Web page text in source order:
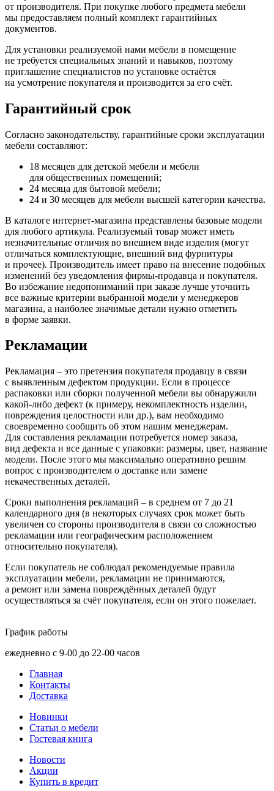
от производителя. При покупке любого предмета мебели
мы предоставляем полный комплект гарантийных
документов.
Для установки реализуемой нами мебели в помещение
не требуется специальных знаний и навыков, поэтому
приглашение специалистов по установке остаётся
на усмотрение покупателя и производится за его счёт.
Гарантийный срок
Согласно законодательству, гарантийные сроки эксплуатации
мебели составляют:
18 месяцев для детской мебели и мебели
для общественных помещений;
24 месяца для бытовой мебели;
24 и 30 месяцев для мебели высшей категории качества.
В каталоге интернет-магазина представлены базовые модели
для любого артикула. Реализуемый товар может иметь
незначительные отличия во внешнем виде изделия (могут
отличаться комплектующие, внешний вид фурнитуры
и прочее). Производитель имеет право на внесение подобных
изменений без уведомления фирмы-продавца и покупателя.
Во избежание недопониманий при заказе лучше уточнить
все важные критерии выбранной модели у менеджеров
магазина, а наиболее значимые детали нужно отметить
в форме заявки.
Рекламации
Рекламация – это претензия покупателя продавцу в связи
с выявленным дефектом продукции. Если в процессе
распаковки или сборки полученной мебели вы обнаружили
какой-либо дефект (к примеру, некомплектность изделии,
повреждения целостности или др.), вам необходимо
своевременно сообщить об этом нашим менеджерам.
Для составления рекламации потребуется номер заказа,
вид дефекта и все данные с упаковки: размеры, цвет, название
модели. После этого мы максимально оперативно решим
вопрос с производителем о доставке или замене
некачественных деталей.
Сроки выполнения рекламаций – в среднем от 7 до 21
календарного дня (в некоторых случаях срок может быть
увеличен со стороны производителя в связи со сложностью
рекламации или географическим расположением
относительно покупателя).
Если покупатель не соблюдал рекомендуемые правила
эксплуатации мебели, рекламации не принимаются,
а ремонт или замена повреждённых деталей будут
осуществляться за счёт покупателя, если он этого пожелает.
График работы
ежедневно с 9-00 до 22-00 часов
Главная
Контакты
Доставка
Новинки
Статьи о мебели
Гостевая книга
Новости
Акции
Купить в кредит